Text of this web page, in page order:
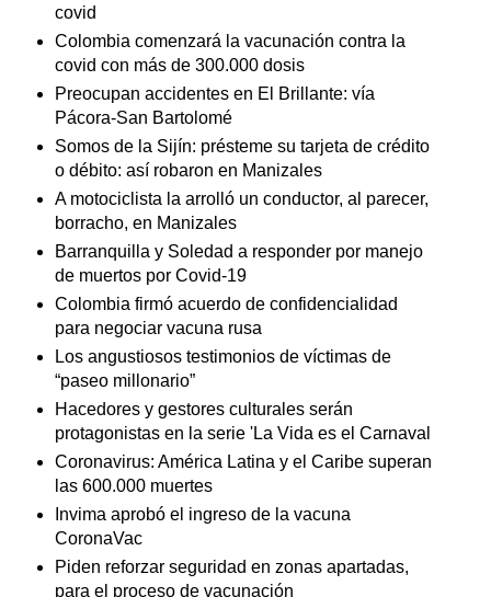
covid
Colombia comenzará la vacunación contra la
covid con más de 300.000 dosis
Preocupan accidentes en El Brillante: vía
Pácora-San Bartolomé
Somos de la Sijín: présteme su tarjeta de crédito
o débito: así robaron en Manizales
A motociclista la arrolló un conductor, al parecer,
borracho, en Manizales
Barranquilla y Soledad a responder por manejo
de muertos por Covid-19
Colombia firmó acuerdo de confidencialidad
para negociar vacuna rusa
Los angustiosos testimonios de víctimas de
“paseo millonario”
Hacedores y gestores culturales serán
protagonistas en la serie 'La Vida es el Carnaval
Coronavirus: América Latina y el Caribe superan
las 600.000 muertes
Invima aprobó el ingreso de la vacuna
CoronaVac
Piden reforzar seguridad en zonas apartadas,
para el proceso de vacunación